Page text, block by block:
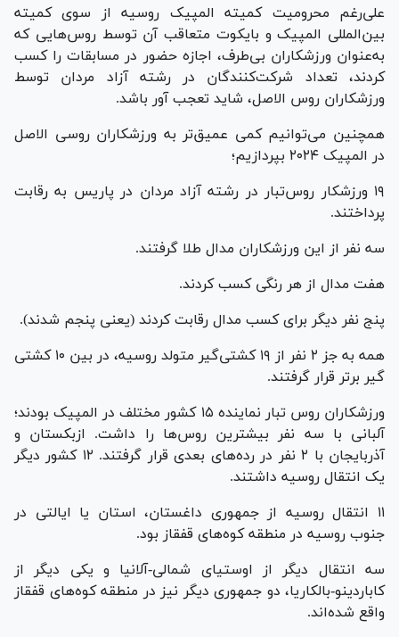
علی‌رغم محرومیت کمیته المپیک روسیه از سوی کمیته
بین‌المللی المپیک و بایکوت متعاقب آن توسط روس‌هایی که
به‌عنوان ورزشکاران بی‌طرف، اجازه حضور در مسابقات را کسب
کردند، تعداد شرکت‌کنندگان در رشته آزاد مردان توسط
ورزشکاران روس الاصل، شاید تعجب آور باشد.
همچنین می‌توانیم کمی عمیق‌تر به ورزشکاران روسی الاصل
در المپیک ۲۰۲۴ بپردازیم؛
۱۹ ورزشکار روس‌تبار در رشته آزاد مردان در پاریس به رقابت
پرداختند.
سه نفر از این ورزشکاران مدال طلا گرفتند.
هفت مدال از هر رنگی کسب کردند.
پنج نفر دیگر برای کسب مدال رقابت کردند (یعنی پنجم شدند).
همه به جز ۲ نفر از ۱۹ کشتی‌گیر متولد روسیه، در بین ۱۰ کشتی
گیر برتر قرار گرفتند.
ورزشکاران روس تبار نماینده ۱۵ کشور مختلف در المپیک بودند؛
آلبانی با سه نفر بیشترین روس‌ها را داشت. ازبکستان و
آذربایجان با ۲ نفر در رده‌های بعدی قرار گرفتند. ۱۲ کشور دیگر
یک انتقال روسیه داشتند.
۱۱ انتقال روسیه از جمهوری داغستان، استان یا ایالتی در
جنوب روسیه در منطقه کوه‌های قفقاز بود.
سه انتقال دیگر از اوستیای شمالی-آلانیا و یکی دیگر از
کاباردینو-بالکاریا، دو جمهوری دیگر نیز در منطقه کوه‌های قفقاز
واقع شده‌اند.